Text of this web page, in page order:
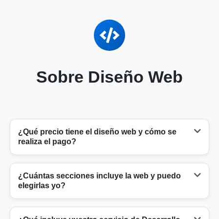
Sobre Diseño Web
¿Qué precio tiene el diseño web y cómo se
realiza el pago?
a tu presupuesto:
Diseño Web Express (Plantillas):Desde 400 € +
¿Cuántas secciones incluye la web y puedo
elegirlas yo?